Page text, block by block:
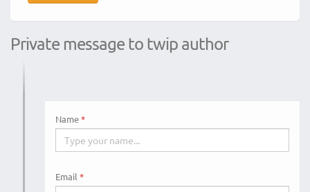
Private message to twip author
Name
Email